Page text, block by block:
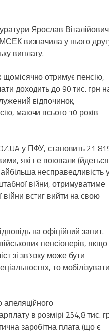
Ярослав Віталійович
визначила у нього
виплату.
щомісячно отримує пенсію,
доходить до 90 тис. грн
відпочинок,
маючи всього 10 років
у ПФУ, становить 21
які не воювали (йдеться
несправедливість у
війни, отримуватиме
встиг вийти на свою
на офіційний запит.
пенсіонерів, якщо
зі зв’язку може бути
то мобілізувати
в розмірі 254,8 тис.
заробітна плата (що є